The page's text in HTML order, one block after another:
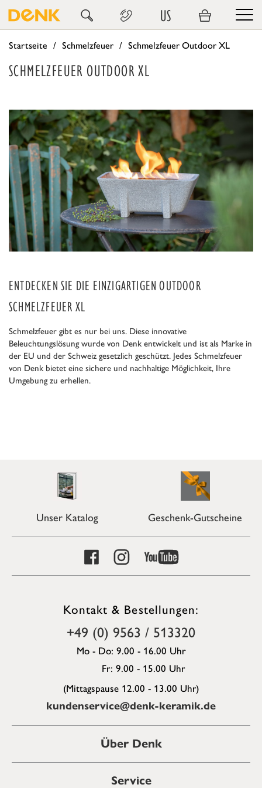
US
Startseite Schmelzfeuer Schmelzfeuer Outdoor XL
SCHMELZFEUER OUTDOOR XL
ENTDECKEN SIE DIE EINZIGARTIGEN OUTDOOR
SCHMELZFEUER XL
Schmelzfeuer gibt es nur bei uns. Diese innovative
Beleuchtungslösung wurde von Denk entwickelt und ist als Marke in
der EU und der Schweiz gesetzlich geschützt. Jedes Schmelzfeuer
von Denk bietet eine sichere und nachhaltige Möglichkeit, Ihre
Umgebung zu erhellen.
Unser Katalog Geschenk-Gutscheine
Kontakt & Bestellungen:
+49 (0) 9563 / 513320
Mo - Do: 9.00 - 16.00 Uhr
Fr: 9.00 - 15.00 Uhr
(Mittagspause 12.00 - 13.00 Uhr)
kundenservice@denk-keramik.de
Über Denk
Service